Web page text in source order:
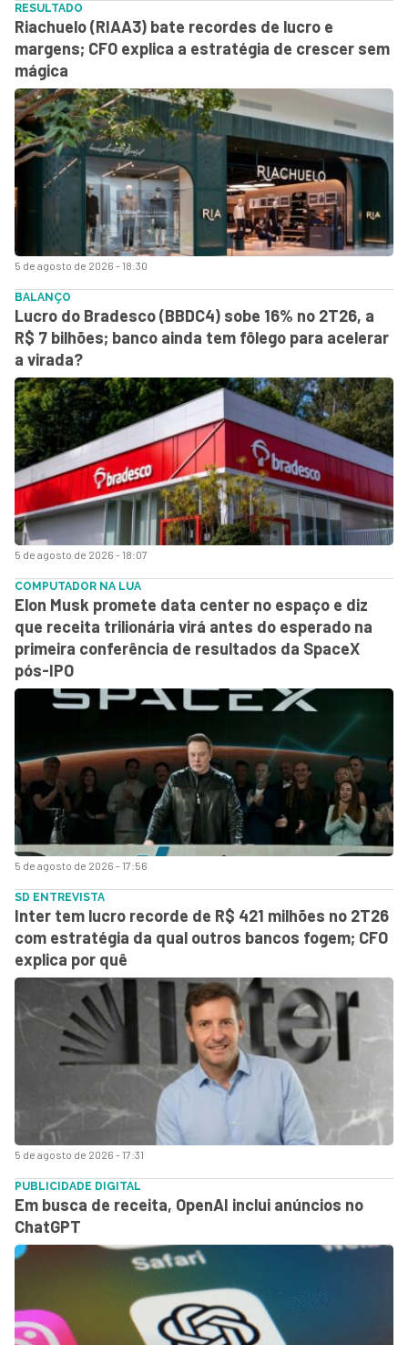
5 de agosto de 2026 - 18:30
RESULTADO
Riachuelo (RIAA3) bate recordes de lucro e
margens; CFO explica a estratégia de crescer sem
mágica
5 de agosto de 2026 - 18:07
BALANÇO
Lucro do Bradesco (BBDC4) sobe 16% no 2T26, a
R$ 7 bilhões; banco ainda tem fôlego para acelerar
a virada?
5 de agosto de 2026 - 17:56
COMPUTADOR NA LUA
Elon Musk promete data center no espaço e diz
que receita trilionária virá antes do esperado na
primeira conferência de resultados da SpaceX
pós-IPO
5 de agosto de 2026 - 17:31
SD ENTREVISTA
Inter tem lucro recorde de R$ 421 milhões no 2T26
com estratégia da qual outros bancos fogem; CFO
explica por quê
PUBLICIDADE DIGITAL
Em busca de receita, OpenAI inclui anúncios no
ChatGPT